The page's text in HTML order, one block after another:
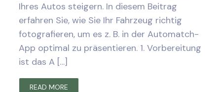
Ihres Autos steigern. In diesem Beitrag
erfahren Sie, wie Sie Ihr Fahrzeug richtig
fotografieren, um es z. B. in der Automatch-
App optimal zu präsentieren. 1. Vorbereitung
ist das A […]
READ MORE